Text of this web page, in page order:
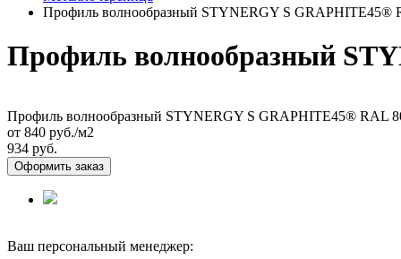
Профиль волнообразный STYNERGY S GRAPHITE45®
Профиль волнообразный
Профиль волнообразный STYNERGY S GRAPHITE45® RAL
от 840 руб./м2
934 руб.
Оформить заказ
Ваш персональный менеджер: